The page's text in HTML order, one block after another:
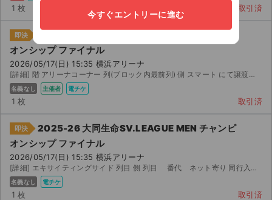
1 枚 取引済
即決
オンシップ ファイナル
2026/05/17(日) 15:35 横浜アリーナ
[詳細] 階 アリーナコーナー 列(ブロック内最前列) 側 スマート にて譲渡いたします。 ...
名義なし 主催者 電チケ
1 枚 取引済
即決
2025-26 大同生命SV.LEAGUE MEN チャンピ
オンシップ ファイナル
2026/05/17(日) 15:35 横浜アリーナ
[詳細] エキサイティングサイド 列目 側 列目 番代 ネット寄り 同行入場も可能です。 コ...
名義なし 電チケ
1 枚 取引済
今すぐエントリーに進む